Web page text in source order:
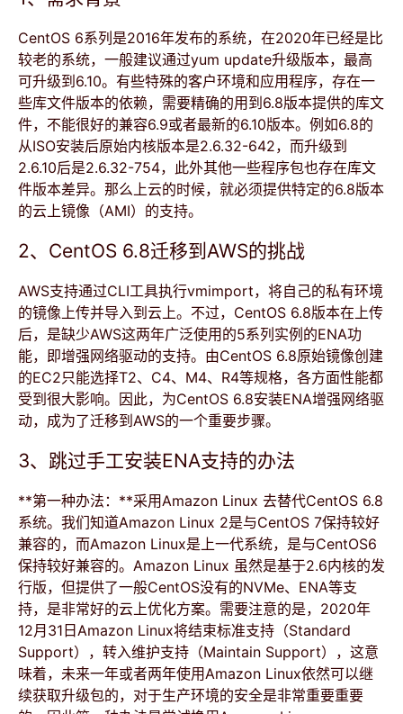
CentOS 6系列是2016年发布的系统，在2020年已经是比
较老的系统，一般建议通过yum update升级版本，最高
可升级到6.10。有些特殊的客户环境和应用程序，存在一
些库文件版本的依赖，需要精确的用到6.8版本提供的库文
件，不能很好的兼容6.9或者最新的6.10版本。例如6.8的
从ISO安装后原始内核版本是2.6.32-642，而升级到
2.6.10后是2.6.32-754，此外其他一些程序包也存在库文
件版本差异。那么上云的时候，就必须提供特定的6.8版本
的云上镜像（AMI）的支持。
2、CentOS 6.8迁移到AWS的挑战
AWS支持通过CLI工具执行vmimport，将自己的私有环境
的镜像上传并导入到云上。不过，CentOS 6.8版本在上传
后，是缺少AWS这两年广泛使用的5系列实例的ENA功
能，即增强网络驱动的支持。由CentOS 6.8原始镜像创建
的EC2只能选择T2、C4、M4、R4等规格，各方面性能都
受到很大影响。因此，为CentOS 6.8安装ENA增强网络驱
动，成为了迁移到AWS的一个重要步骤。
3、跳过手工安装ENA支持的办法
**第一种办法：**采用Amazon Linux 去替代CentOS 6.8
系统。我们知道Amazon Linux 2是与CentOS 7保持较好
兼容的，而Amazon Linux是上一代系统，是与CentOS6
保持较好兼容的。Amazon Linux 虽然是基于2.6内核的发
行版，但提供了一般CentOS没有的NVMe、ENA等支
持，是非常好的云上优化方案。需要注意的是，2020年
12月31日Amazon Linux将结束标准支持（Standard
Support），转入维护支持（Maintain Support），这意
味着，未来一年或者两年使用Amazon Linux依然可以继
续获取升级包的，对于生产环境的安全是非常重要重要